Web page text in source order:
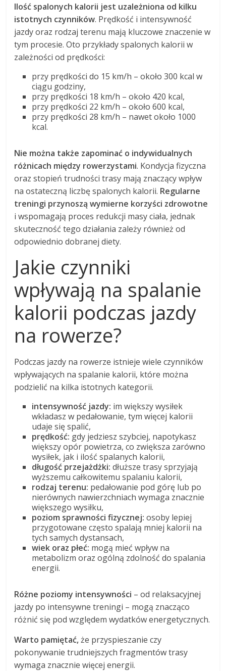
Ilość spalonych kalorii jest uzależniona od kilku
istotnych czynników. Prędkość i intensywność
jazdy oraz rodzaj terenu mają kluczowe znaczenie w
tym procesie. Oto przykłady spalonych kalorii w
zależności od prędkości:
przy prędkości do 15 km/h – około 300 kcal w
ciągu godziny,
przy prędkości 18 km/h – około 420 kcal,
przy prędkości 22 km/h – około 600 kcal,
przy prędkości 28 km/h – nawet około 1000
kcal.
Nie można także zapominać o indywidualnych
różnicach między rowerzystami. Kondycja fizyczna
oraz stopień trudności trasy mają znaczący wpływ
na ostateczną liczbę spalonych kalorii. Regularne
treningi przynoszą wymierne korzyści zdrowotne
i wspomagają proces redukcji masy ciała, jednak
skuteczność tego działania zależy również od
odpowiednio dobranej diety.
Jakie czynniki
wpływają na spalanie
kalorii podczas jazdy
na rowerze?
Podczas jazdy na rowerze istnieje wiele czynników
wpływających na spalanie kalorii, które można
podzielić na kilka istotnych kategorii.
intensywność jazdy: im większy wysiłek
wkładasz w pedałowanie, tym więcej kalorii
udaje się spalić,
prędkość: gdy jedziesz szybciej, napotykasz
większy opór powietrza, co zwiększa zarówno
wysiłek, jak i ilość spalanych kalorii,
długość przejażdżki: dłuższe trasy sprzyjają
wyższemu całkowitemu spalaniu kalorii,
rodzaj terenu: pedałowanie pod górę lub po
nierównych nawierzchniach wymaga znacznie
większego wysiłku,
poziom sprawności fizycznej: osoby lepiej
przygotowane często spalają mniej kalorii na
tych samych dystansach,
wiek oraz płeć: mogą mieć wpływ na
metabolizm oraz ogólną zdolność do spalania
energii.
Różne poziomy intensywności – od relaksacyjnej
jazdy po intensywne treningi – mogą znacząco
różnić się pod względem wydatków energetycznych.
Warto pamiętać,że przyspieszanie czy
pokonywanie trudniejszych fragmentów trasy
wymaga znacznie więcej energii.